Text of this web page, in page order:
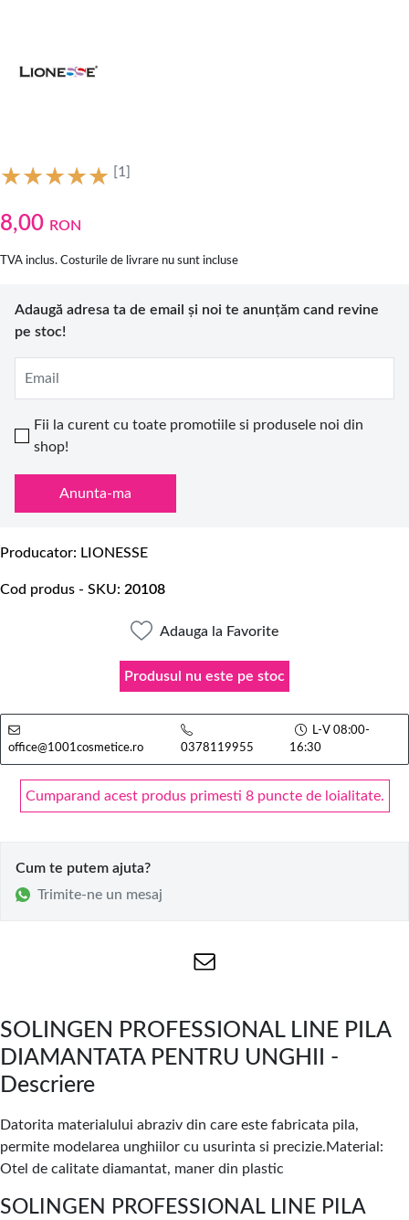
[1]
8,00 RON
TVA inclus. Costurile de livrare nu sunt incluse
Adaugă adresa ta de email și noi te anunțăm cand revine
pe stoc!
Email
Fii la curent cu toate promotiile si produsele noi din
shop!
Anunta-ma
Producator LIONESSE
Cod produs - SKU 20108
Adauga la Favorite
Produsul nu este pe stoc
office@1001cosmetice.ro 0378119955
L-V 08:00-
16:30
Cumparand acest produs primesti 8 puncte de loialitate.
Cum te putem ajuta?
Trimite-ne un mesaj
SOLINGEN PROFESSIONAL LINE PILA
DIAMANTATA PENTRU UNGHII -
Descriere
Datorita materialului abraziv din care este fabricata pila,
permite modelarea unghiilor cu usurinta si precizie.Material:
Otel de calitate diamantat, maner din plastic
SOLINGEN PROFESSIONAL LINE PILA